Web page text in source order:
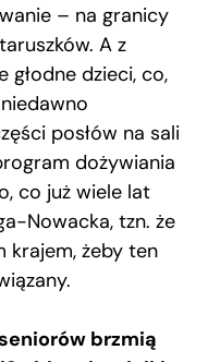
– na granicy
A z
dzieci, co,
posłów na sali
dożywiania
co już wiele lat
Nowacka, tzn. że
krajem, żeby ten
brzmią